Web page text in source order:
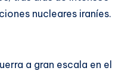
nucleares iraníes.
a gran escala en el